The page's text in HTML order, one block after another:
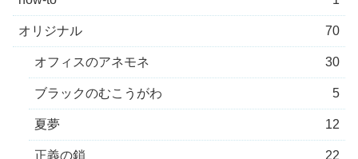
オリジナル 70
オフィスのアネモネ 30
ブラックのむこうがわ 5
夏夢 12
正義の鎖 22